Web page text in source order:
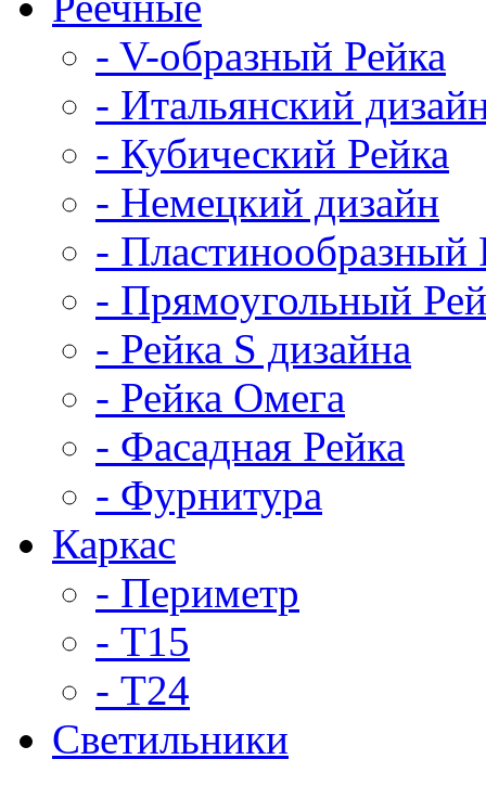
- V-образный Рейка
- Итальянский
- Кубический Рейка
- Немецкий дизайн
- Пластинообразный
- Прямоугольный
- Рейка S дизайна
- Рейка Омега
- Фасадная Рейка
- Фурнитура
Каркас
- Периметр
- Т15
- Т24
Светильники